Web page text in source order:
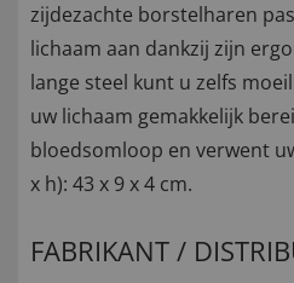
zijdezachte borstelharen
lichaam aan dankzij zijn
lange steel kunt u zelfs
uw lichaam gemakkelijk
bloedsomloop en verwent
x h): 43 x 9 x 4 cm.
FABRIKANT /